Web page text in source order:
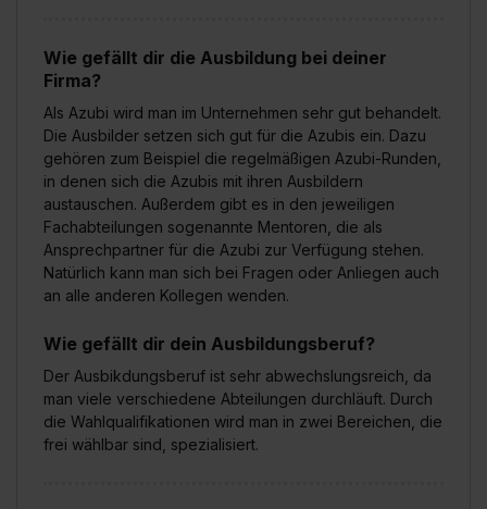
Wie gefällt dir die Ausbildung bei deiner
Firma?
Als Azubi wird man im Unternehmen sehr gut behandelt.
Die Ausbilder setzen sich gut für die Azubis ein. Dazu
gehören zum Beispiel die regelmäßigen Azubi-Runden,
in denen sich die Azubis mit ihren Ausbildern
austauschen. Außerdem gibt es in den jeweiligen
Fachabteilungen sogenannte Mentoren, die als
Ansprechpartner für die Azubi zur Verfügung stehen.
Natürlich kann man sich bei Fragen oder Anliegen auch
an alle anderen Kollegen wenden.
Wie gefällt dir dein Ausbildungsberuf?
Der Ausbikdungsberuf ist sehr abwechslungsreich, da
man viele verschiedene Abteilungen durchläuft. Durch
die Wahlqualifikationen wird man in zwei Bereichen, die
frei wählbar sind, spezialisiert.